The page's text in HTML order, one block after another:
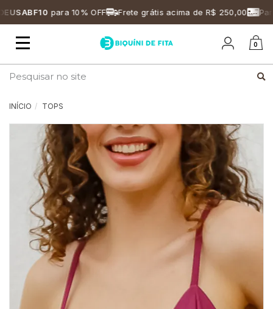
para 10% OFF Frete grátis acima de R$ 250,00
Mudar
0
INÍCIO TOPS